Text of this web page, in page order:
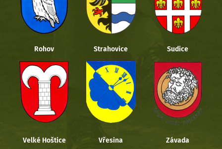
Rohov Strahovice Sudice
Velké Hoštice Vřesina Závada